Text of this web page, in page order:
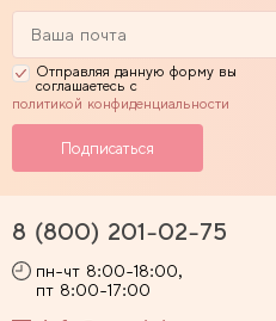
Отправляя данную форму вы
соглашаетесь с
политикой конфиденциальности
8 (800) 201-02-75
пн-чт 8:00-18:00,
пт 8:00-17:00